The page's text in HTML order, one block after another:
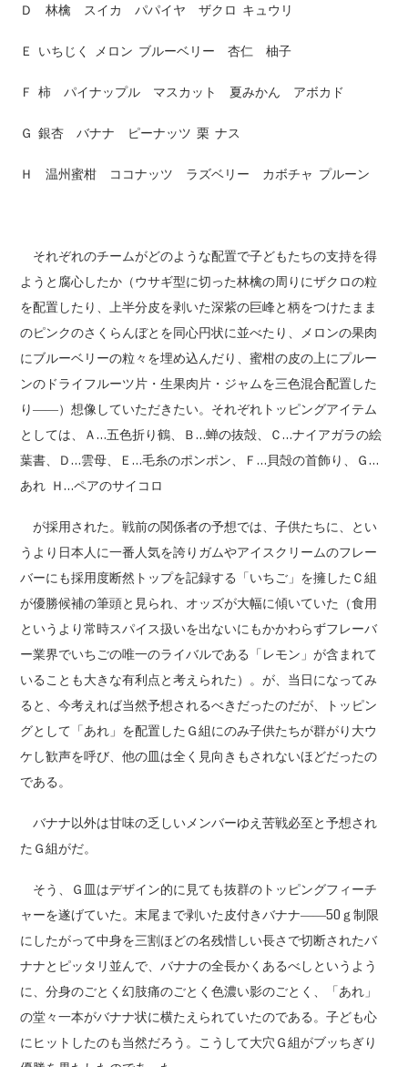
Ｄ 林檎 スイカ パパイヤ ザクロ キュウリ
Ｅ いちじく メロン ブルーベリー 杏仁 柚子
Ｆ 柿 パイナップル マスカット 夏みかん アボカド
Ｇ 銀杏 バナナ ピーナッツ 栗 ナス
Ｈ 温州蜜柑 ココナッツ ラズベリー カボチャ プルーン
それぞれのチームがどのような配置で子どもたちの支持を得
ようと腐心したか（ウサギ型に切った林檎の周りにザクロの粒
を配置したり、上半分皮を剥いた深紫の巨峰と柄をつけたまま
のピンクのさくらんぼとを同心円状に並べたり、メロンの果肉
にブルーベリーの粒々を埋め込んだり、蜜柑の皮の上にプルー
ンのドライフルーツ片・生果肉片・ジャムを三色混合配置した
り――）想像していただきたい。それぞれトッピングアイテム
としては、Ａ…五色折り鶴、Ｂ…蝉の抜殻、Ｃ…ナイアガラの絵
葉書、Ｄ…雲母、Ｅ…毛糸のポンポン、Ｆ…貝殻の首飾り、Ｇ…
あれ Ｈ…ペアのサイコロ
が採用された。戦前の関係者の予想では、子供たちに、とい
うより日本人に一番人気を誇りガムやアイスクリームのフレー
バーにも採用度断然トップを記録する「いちご」を擁したＣ組
が優勝候補の筆頭と見られ、オッズが大幅に傾いていた（食用
というより常時スパイス扱いを出ないにもかかわらずフレーバ
ー業界でいちごの唯一のライバルである「レモン」が含まれて
いることも大きな有利点と考えられた）。が、当日になってみ
ると、今考えれば当然予想されるべきだったのだが、トッピン
グとして「あれ」を配置したＧ組にのみ子供たちが群がり大ウ
ケし歓声を呼び、他の皿は全く見向きもされないほどだったの
である。
バナナ以外は甘味の乏しいメンバーゆえ苦戦必至と予想され
たＧ組がだ。
そう、Ｇ皿はデザイン的に見ても抜群のトッピングフィーチ
ャーを遂げていた。末尾まで剥いた皮付きバナナ――50ｇ制限
にしたがって中身を三割ほどの名残惜しい長さで切断されたバ
ナナとピッタリ並んで、バナナの全長かくあるべしというよう
に、分身のごとく幻肢痛のごとく色濃い影のごとく、「あれ」
の堂々一本がバナナ状に横たえられていたのである。子ども心
にヒットしたのも当然だろう。こうして大穴Ｇ組がブッちぎり